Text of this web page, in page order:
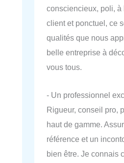
consciencieux, poli, à
client et ponctuel, ce
qualités que nous
belle entreprise à
vous tous.
- Un professionnel
Rigueur, conseil pro,
haut de gamme.
référence et un
bien être. Je connais